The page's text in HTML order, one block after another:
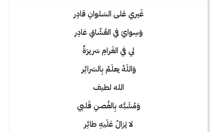
غَيري عَلى السَلوانِ قادِر
وَسِوايَ في العُشّاقِ غادِر
لي في الغَرامِ سَريرَةٌ
وَاللَهُ يعلَمُ بِالسَرائِر
الله لطيف
وَمُشَبَّه بِالغُصنِ قَلبي
لا يَزالُ عَلَيهِ طائِر